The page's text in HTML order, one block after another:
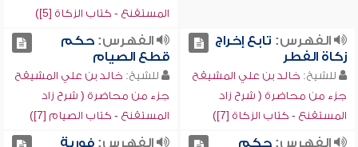
المستقنع - كتاب الزكاة [5])
الفهرس: تابع إخراج
زكاة الفطر
للشيخ: خالد بن علي المشيقح
جزء من محاضرة ( شرح زاد
المستقنع - كتاب الزكاة [7])
الفهرس:حكم
قطع الصيام
للشيخ: خالد بن علي المشيقح
جزء من محاضرة ( شرح زاد
المستقنع - كتاب الصيام [7])
الفهرس:حكم الفهرس:فورية